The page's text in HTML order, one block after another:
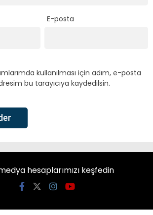
E-posta
kullanılması için adım, e-posta
bu tarayıcıya kaydedilsin.
hesaplarımızı keşfedin